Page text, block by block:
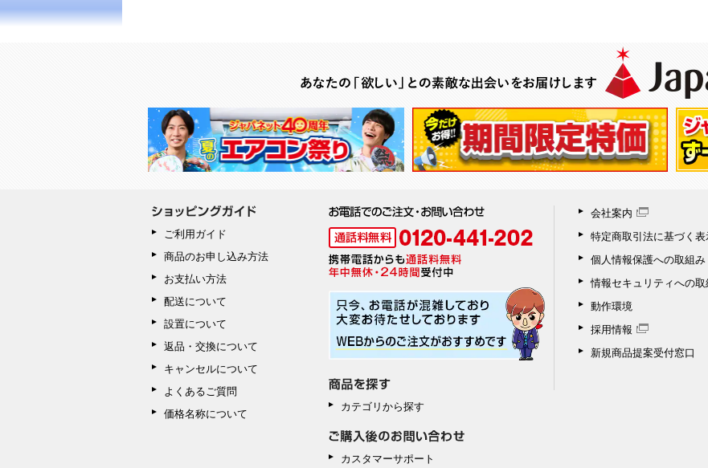
ご利用ガイド
商品のお申し込み方法
お支払い方法
配送について
設置について
返品・交換について
キャンセルについて
よくあるご質問
価格名称について
カテゴリから探す
カスタマーサポート
会社案内
特定商取引法に基づく
個人情報保護への取組み
情報セキュリティへの
動作環境
採用情報
新規商品提案受付窓口